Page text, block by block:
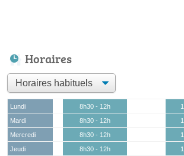
Horaires
Lundi 8h30 - 12h
Mardi
8h30 - 12h
Mercredi
8h30 - 12h
Jeudi
8h30 - 12h